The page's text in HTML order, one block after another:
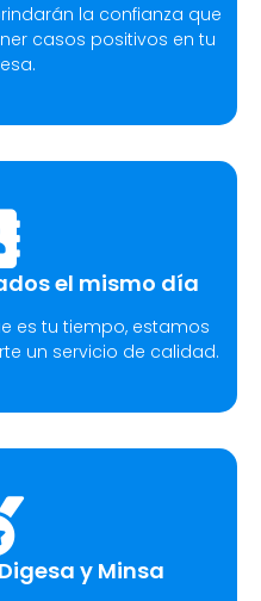
la confianza que
casos positivos en tu
el mismo día
es tu tiempo, estamos
un servicio de calidad.
y Minsa​